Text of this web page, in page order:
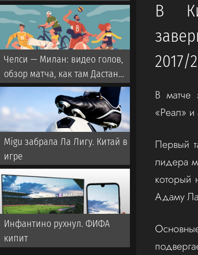
В
2017/
В матче
«Реал» и
Первый
лидера
который
Адаму
авторитета Инфантино.
Выборы нового президента
пройдут в 2027 году
Челси — Милан: видео голов,
обзор матча, как там Дастан
Сатпаев?
Migu забрала Ла Лигу. Китай в
игре
Инфантино рухнул. ФИФА
кипит